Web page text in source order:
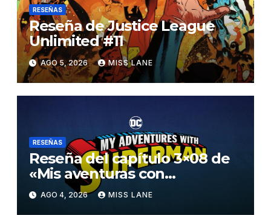
RESEÑAS
Reseña de Justice League
Unlimited #11
AGO 5, 2026 MISS LANE
RESEÑAS
Reseña del capítulo 3×08 de
«Mis aventuras con
Superman»
AGO 4, 2026 MISS LANE